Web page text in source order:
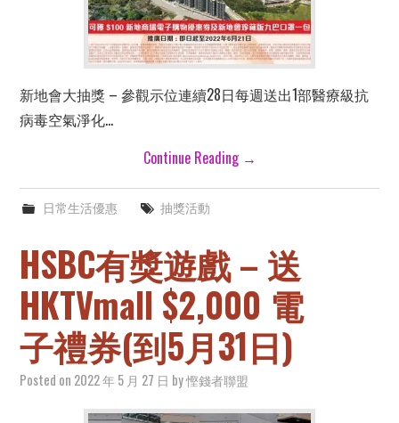
新地會大抽獎 – 參觀示位連續28日每週送出1部醫療級抗
病毒空氣淨化…
Continue Reading →
日常生活優惠 抽獎活動
HSBC有獎遊戲 – 送
HKTVmall $2,000 電
子禮券(到5月31日)
Posted on 2022 年 5 月 27 日 by慳錢者聯盟